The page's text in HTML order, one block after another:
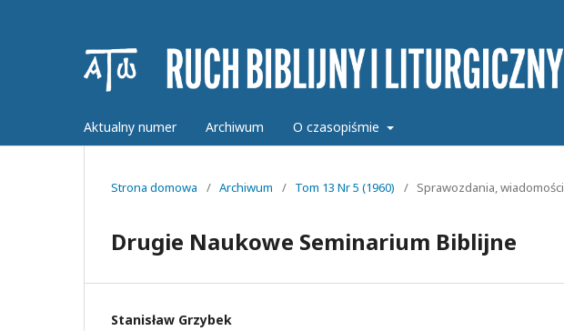
Aktualny numer Archiwum O czasopiśmie
Strona domowa / Archiwum / Tom 13 Nr 5 (1960) / Sprawozdania, wiadomości
Drugie Naukowe Seminarium Biblijne
Stanisław Grzybek